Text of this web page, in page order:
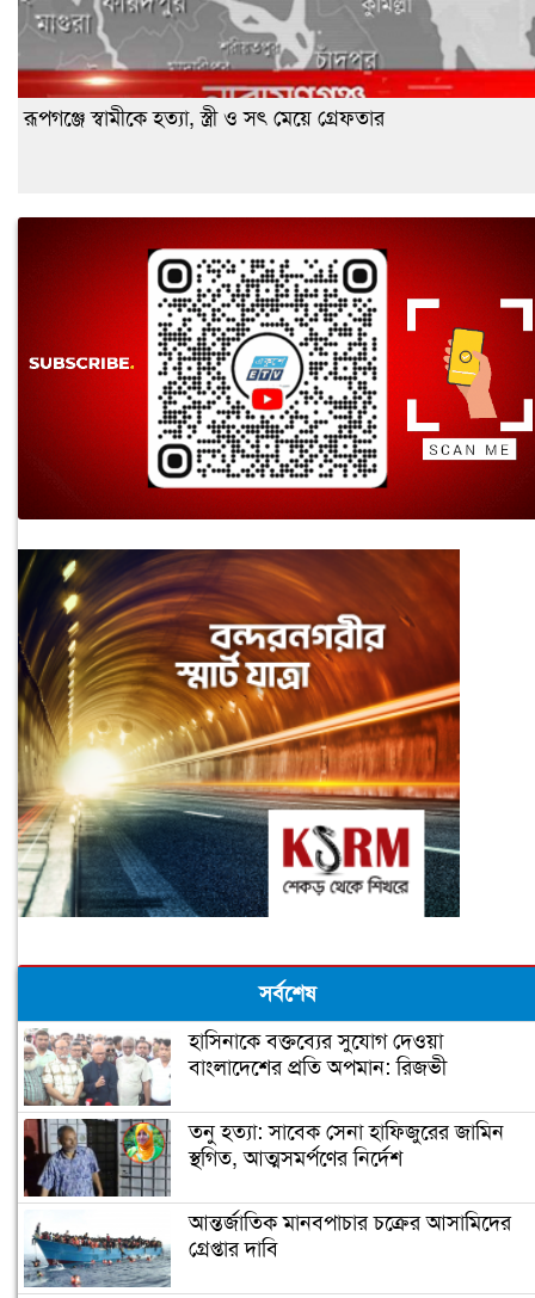
রূপগঞ্জে স্বামীকে হত্যা, স্ত্রী ও সৎ মেয়ে গ্রেফতার
সর্বশেষ
হাসিনাকে বক্তব্যের সুযোগ দেওয়া
বাংলাদেশের প্রতি অপমান: রিজভী
তনু হত্যা: সাবেক সেনা হাফিজুরের জামিন
স্থগিত, আত্মসমর্পণের নির্দেশ
আন্তর্জাতিক মানবপাচার চক্রের আসামিদের
গ্রেপ্তার দাবি